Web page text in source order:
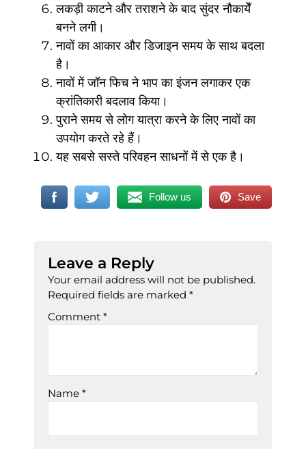
लकड़ी काटने और तराशने के बाद सुंदर नौकायेँ
बनने लगी।
नावों का आकार और डिजाइन समय के साथ बदला
है।
नावों में जॉन फिच ने भाप का इंजन लगाकर एक
क्रांतिकारी बदलाव किया।
पुराने समय से लोग यात्रा करने के लिए नावों का
उपयोग करते रहे हैं।
यह सबसे सस्ते परिवहन साधनों में से एक है।
Follow us Save
Leave a Reply
Your email address will not be published.
Required fields are marked *
Comment *
Name *